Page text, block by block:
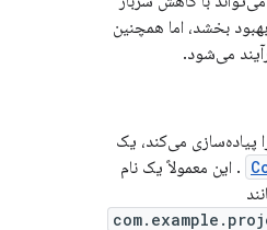
بخشد، اما همچنین
می‌شود.
پیاده‌سازی می‌کند، یک
. این معمولاً یک نام